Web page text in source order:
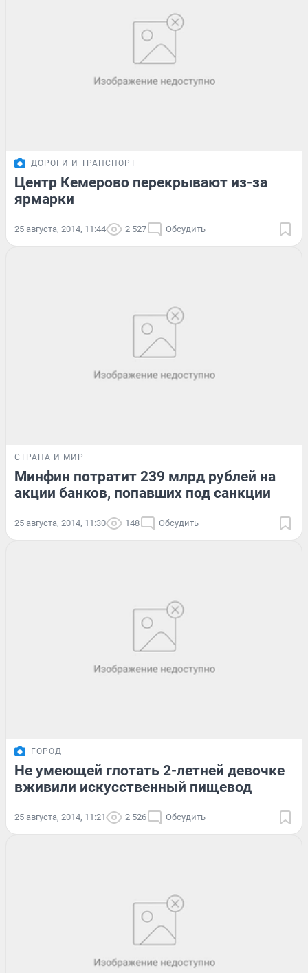
ДОРОГИ И ТРАНСПОРТ
Центр Кемерово перекрывают из-за
ярмарки
25 августа, 2014, 11:44 2 527 Обсудить
СТРАНА И МИР
Минфин потратит 239 млрд рублей на
акции банков, попавших под санкции
25 августа, 2014, 11:30 148 Обсудить
ГОРОД
Не умеющей глотать 2-летней девочке
вживили искусственный пищевод
25 августа, 2014, 11:21 2 526 Обсудить